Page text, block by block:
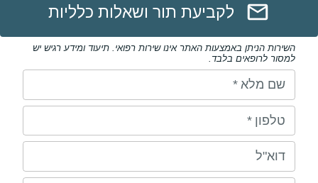
לקביעת תור ושאלות כלליות
השירות הניתן באמצעות האתר אינו שירות רפואי. תיעוד ומידע רגיש יש
למסור לרופאים בלבד.
שם מלא *
טלפון *
דוא"ל